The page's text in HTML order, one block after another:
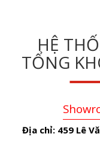
HỆ
TỔNG
Địa chỉ: 459 Lê